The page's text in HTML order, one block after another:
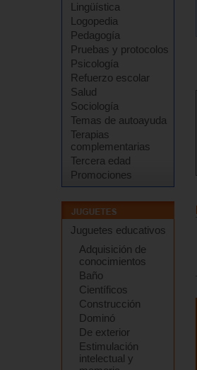
Lingüística
Logopedia
Pedagogía
Pruebas y protocolos
Psicología
Refuerzo escolar
Salud
Sociología
Temas de autoayuda
Terapias
complementarias
Tercera edad
Promociones
Juguetes educativos
Adquisición de
conocimientos
Baño
Científicos
Construcción
Dominó
De exterior
Estimulación
intelectual y